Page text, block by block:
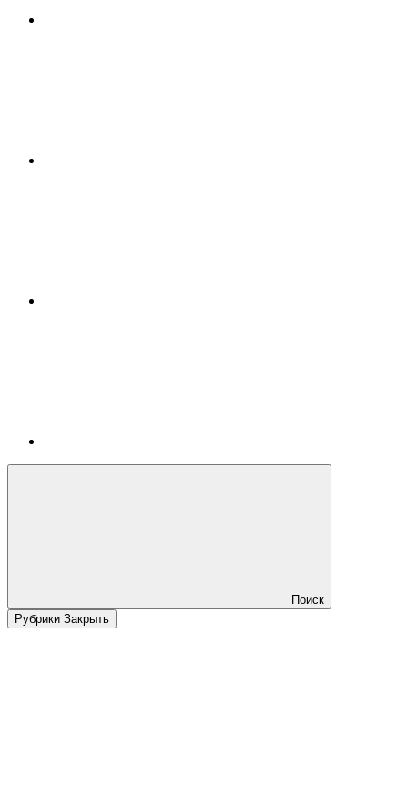
Поиск
Рубрики Закрыть